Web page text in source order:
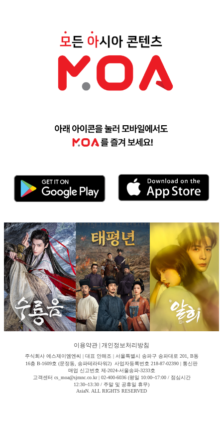
이용약관 개인정보처리방침
주식회사 에스제이엠엔씨 | 대표 안해조 | 서울특별시 송파구 송파대로 201, B동
16층 B-1609호 (문정동, 송파테라타워2) 사업자등록번호 218-87-02390 | 통신판
매업 신고번호 제-2024-서울송파-3233호
고객센터 cs_moa@sjmnc.co.kr | 02-400-6036 (평일 10:00~17:00 / 점심시간
12:30~13:30 / 주말 및 공휴일 휴무)
AsiaN. ALL RIGHTS RESERVED